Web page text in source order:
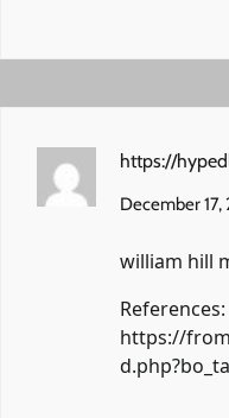
https://
December
william hill
References:
https://